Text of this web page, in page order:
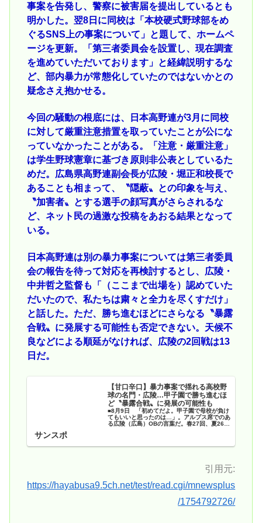
事案を告発し、警察に被害届を提出しているとも
明かした。翌8日に同校は「本校硬式野球部をめ
ぐるSNS上の事案について」と題して、ホームペ
ージを更新。「第三者委員会を設置し、現在調査
を進めていただいております」と経緯説明するな
ど、部内暴力が常態化していたのではないかとの
疑念さえ抱かせる。
今回の騒動の根底には、日本高野連が3月に同校
に対して厳重注意措置を取っていたことが公にな
っていなかったことがある。「注意・厳重注意」
は学生野球憲章に基づき原則非公表としているた
めだ。広島県高野連副会長が広陵・堀正和校長で
あることも相まって、〝隠蔽〟との印象を与え、
〝加害者〟とする選手の顔写真がさらされるな
ど、ネット民の過激な投稿をあおる結果となって
いる。
日本高野連は別の暴力事案については第三者委員
会の報告を待って対応を再検討するとし、広陵・
中井哲之監督も「（ここまで出場を）認めていた
だいたので、私たちは粛々と全力を尽くすだけ」
と話した。ただ、勝ち進むほどにさらなる〝暴露
合戦〟に発展する可能性も否定できない。天候不
良などによる順延がなければ、広陵の2回戦は13
日だ。
【甘口辛口】暴力事案で揺れる高校野
球の名門・広陵…甲子園で勝ち進むほ
ど〝暴露合戦〟に発展の可能性も
■8月9日 「初めてだよ。甲子園で母校が負け
てもいいと思ったのは…」。アルプス席でのあ
る広陵（広島）OBの言葉だ。春27回、夏26回
サンスポ
引用元:
https://hayabusa9.5ch.net/test/read.cgi/mnewsplus
/1754792726/